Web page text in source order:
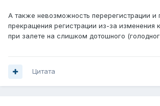
А также невозможность перерегистрации и
прекращения регистрации из-за изменения
при залете на слишком дотошного
Цитата